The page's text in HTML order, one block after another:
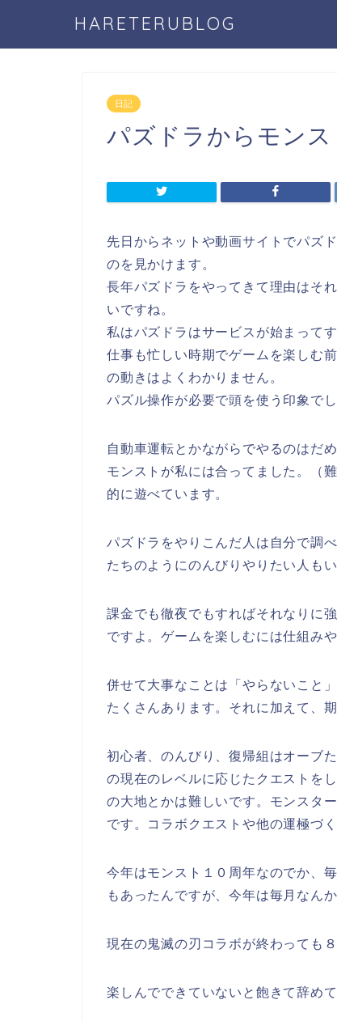
HARETERUBLOG
日記
パズドラからモンス
先日からネットや動画サイトでパズ
のを見かけます。
長年パズドラをやってきて理由はそ
いですね。
私はパズドラはサービスが始まって
仕事も忙しい時期でゲームを楽しむ
の動きはよくわかりません。
パズル操作が必要で頭を使う印象でし
自動車運転とかながらでやるのはだ
モンストが私には合ってました。（
的に遊べています。
パズドラをやりこんだ人は自分で調
たちのようにのんびりやりたい人も
課金でも徹夜でもすればそれなりに
ですよ。ゲームを楽しむには仕組み
併せて大事なことは「やらないこと
たくさんあります。それに加えて、
初心者、のんびり、復帰組はオーブ
の現在のレベルに応じたクエストを
の大地とかは難しいです。モンスタ
です。コラボクエストや他の運極づ
今年はモンスト１０周年なのでか、
もあったんですが、今年は毎月なん
現在の鬼滅の刃コラボが終わっても
楽しんでできていないと飽きて辞め